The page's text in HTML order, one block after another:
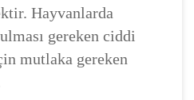
Hayvanlarda
gereken ciddi
mutlaka gereken